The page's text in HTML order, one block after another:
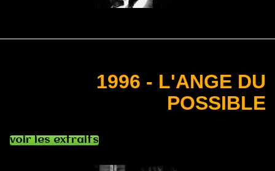
1996 - L'ANGE DU
POSSIBLE
voir les extraits